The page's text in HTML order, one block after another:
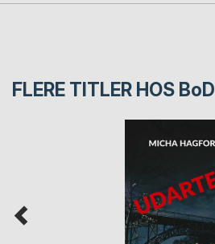
FLERE TITLER HOS BoD